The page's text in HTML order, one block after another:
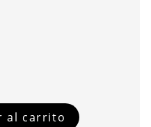
al carrito